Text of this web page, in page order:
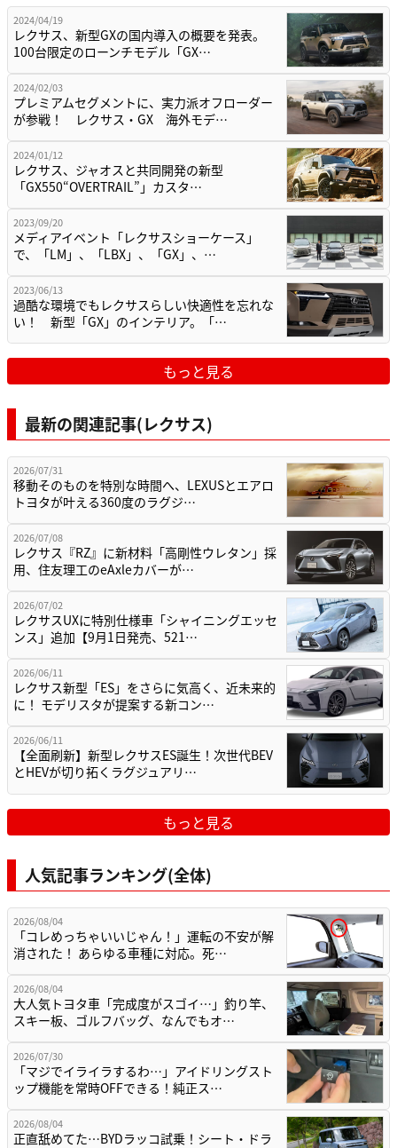
2024/04/19
レクサス、新型GXの国内導入の概要を発表。
100台限定のローンチモデル「GX…
2024/02/03
プレミアムセグメントに、実力派オフローダー
が参戦！ レクサス・GX 海外モデ…
2024/01/12
レクサス、ジャオスと共同開発の新型
「GX550“OVERTRAIL”」カスタ…
2023/09/20
メディアイベント「レクサスショーケース」
で、「LM」、「LBX」、「GX」、…
2023/06/13
過酷な環境でもレクサスらしい快適性を忘れな
い！ 新型「GX」のインテリア。「…
もっと見る
最新の関連記事(レクサス)
2026/07/31
移動そのものを特別な時間へ、LEXUSとエアロ
トヨタが叶える360度のラグジ…
2026/07/08
レクサス『RZ』に新材料「高剛性ウレタン」採
用、住友理工のeAxleカバーが…
2026/07/02
レクサスUXに特別仕様車「シャイニングエッセ
ンス」追加【9月1日発売、521…
2026/06/11
レクサス新型「ES」をさらに気高く、近未来的
に！ モデリスタが提案する新コン…
2026/06/11
【全面刷新】新型レクサスES誕生！次世代BEV
とHEVが切り拓くラグジュアリ…
もっと見る
人気記事ランキング(全体)
2026/08/04
「コレめっちゃいいじゃん！」運転の不安が解
消された！ あらゆる車種に対応。死…
2026/08/04
大人気トヨタ車「完成度がスゴイ…」釣り竿、
スキー板、ゴルフバッグ、なんでもオ…
2026/07/30
「マジでイライラするわ…」アイドリングスト
ップ機能を常時OFFできる！純正ス…
2026/08/04
正直舐めてた…BYDラッコ試乗！シート・ドラ